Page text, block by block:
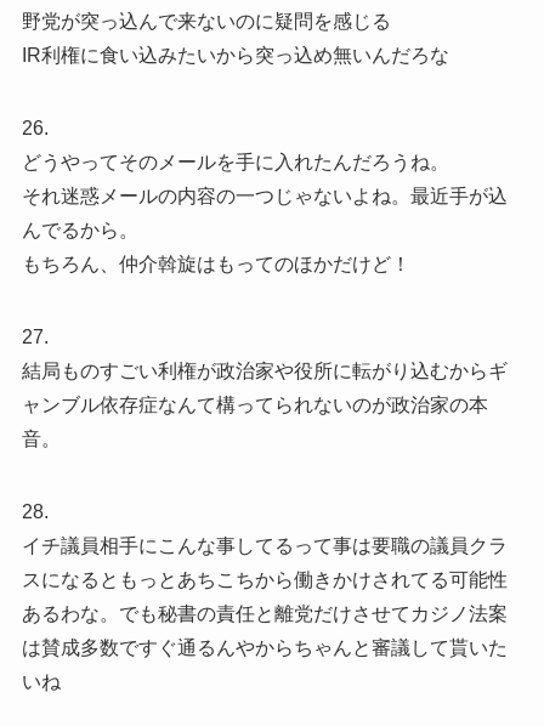
野党が突っ込んで来ないのに疑問を感じる
IR利権に食い込みたいから突っ込め無いんだろな
26.
どうやってそのメールを手に入れたんだろうね。
それ迷惑メールの内容の一つじゃないよね。最近手が込
んでるから。
もちろん、仲介斡旋はもってのほかだけど！
27.
結局ものすごい利権が政治家や役所に転がり込むからギ
ャンブル依存症なんて構ってられないのが政治家の本
音。
28.
イチ議員相手にこんな事してるって事は要職の議員クラ
スになるともっとあちこちから働きかけされてる可能性
あるわな。でも秘書の責任と離党だけさせてカジノ法案
は賛成多数ですぐ通るんやからちゃんと審議して貰いた
いね